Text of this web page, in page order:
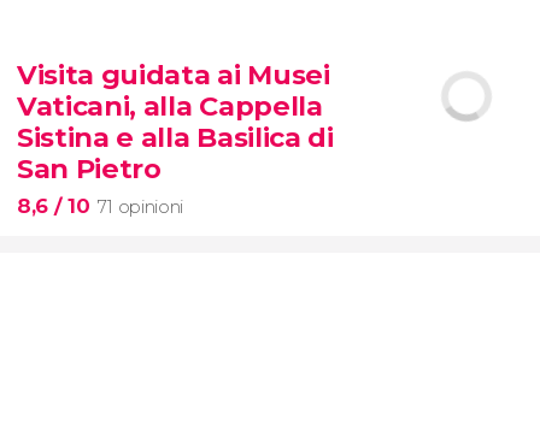
biglietti per SUMMIT One
Vanderbilt
Visita guidata ai Musei
Vaticani, alla Cappella
Sistina e alla Basilica di
San Pietro
8,6 / 10 71 opinioni